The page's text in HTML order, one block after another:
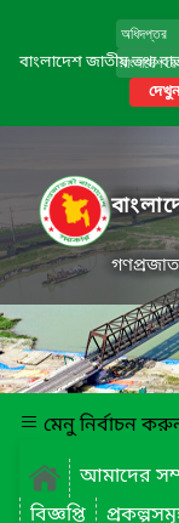
বাংলাদেশ জাতীয় তথ্য
দেখুন
মেনু নির্বাচন
আমাদের
বিজ্ঞপ্তি